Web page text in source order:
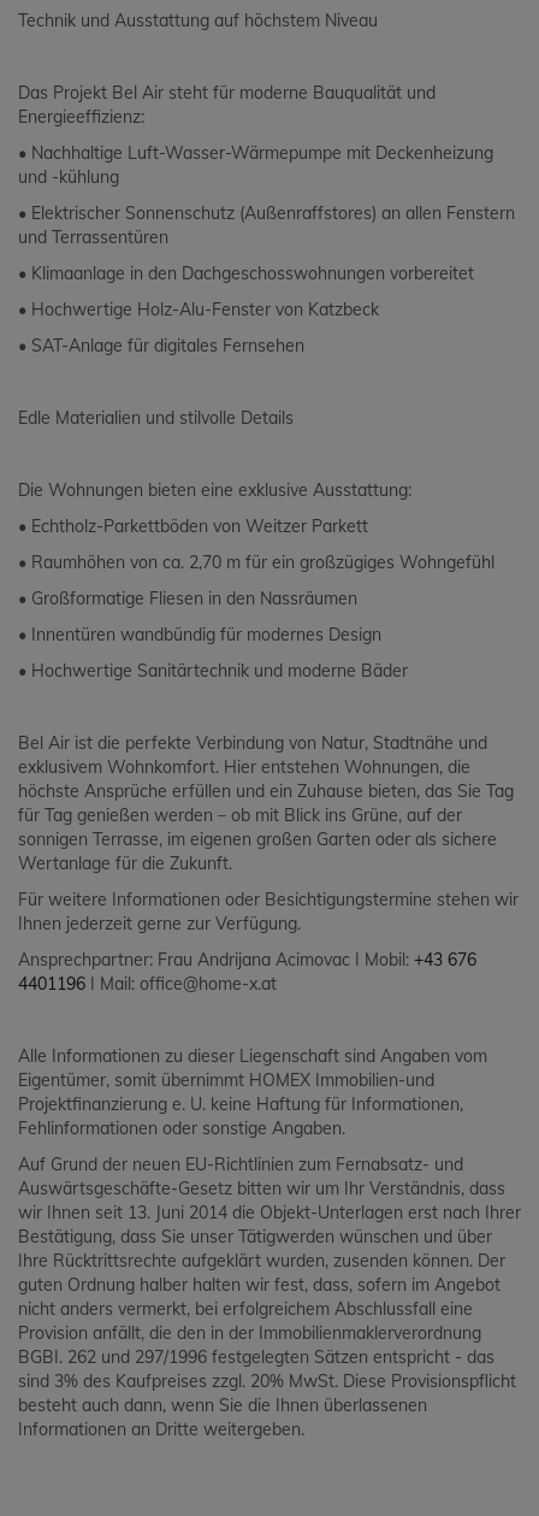
Technik und Ausstattung auf höchstem Niveau
Das Projekt Bel Air steht für moderne Bauqualität und
Energieeffizienz:
• Nachhaltige Luft-Wasser-Wärmepumpe mit Deckenheizung
und -kühlung
• Elektrischer Sonnenschutz (Außenraffstores) an allen Fenstern
und Terrassentüren
• Klimaanlage in den Dachgeschosswohnungen vorbereitet
• Hochwertige Holz-Alu-Fenster von Katzbeck
• SAT-Anlage für digitales Fernsehen
Edle Materialien und stilvolle Details
Die Wohnungen bieten eine exklusive Ausstattung:
• Echtholz-Parkettböden von Weitzer Parkett
• Raumhöhen von ca. 2,70 m für ein großzügiges Wohngefühl
• Großformatige Fliesen in den Nassräumen
• Innentüren wandbündig für modernes Design
• Hochwertige Sanitärtechnik und moderne Bäder
Bel Air ist die perfekte Verbindung von Natur, Stadtnähe und
exklusivem Wohnkomfort. Hier entstehen Wohnungen, die
höchste Ansprüche erfüllen und ein Zuhause bieten, das Sie Tag
für Tag genießen werden – ob mit Blick ins Grüne, auf der
sonnigen Terrasse, im eigenen großen Garten oder als sichere
Wertanlage für die Zukunft.
Für weitere Informationen oder Besichtigungstermine stehen wir
Ihnen jederzeit gerne zur Verfügung.
Ansprechpartner: Frau Andrijana Acimovac I Mobil: +43 676
4401196 I Mail: office@home-x.at
Alle Informationen zu dieser Liegenschaft sind Angaben vom
Eigentümer, somit übernimmt HOMEX Immobilien-und
Projektfinanzierung e. U. keine Haftung für Informationen,
Fehlinformationen oder sonstige Angaben.
Auf Grund der neuen EU-Richtlinien zum Fernabsatz- und
Auswärtsgeschäfte-Gesetz bitten wir um Ihr Verständnis, dass
wir Ihnen seit 13. Juni 2014 die Objekt-Unterlagen erst nach Ihrer
Bestätigung, dass Sie unser Tätigwerden wünschen und über
Ihre Rücktrittsrechte aufgeklärt wurden, zusenden können. Der
guten Ordnung halber halten wir fest, dass, sofern im Angebot
nicht anders vermerkt, bei erfolgreichem Abschlussfall eine
Provision anfällt, die den in der Immobilienmaklerverordnung
BGBI. 262 und 297/1996 festgelegten Sätzen entspricht - das
sind 3% des Kaufpreises zzgl. 20% MwSt. Diese Provisionspflicht
besteht auch dann, wenn Sie die Ihnen überlassenen
Informationen an Dritte weitergeben.